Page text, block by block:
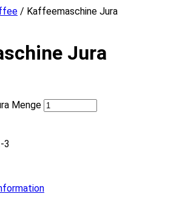
/ Kaffeemaschine Jura
Jura
Menge
3